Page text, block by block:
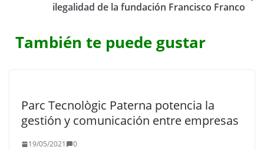
ilegalidad de la fundación Francisco Franco
También te puede gustar
Parc Tecnològic Paterna potencia la
gestión y comunicación entre empresas
19/05/2021 0